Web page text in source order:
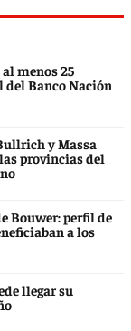
menos 25
del Banco Nación
y Massa
provincias del
Bouwer: perfil de
a los
llegar su